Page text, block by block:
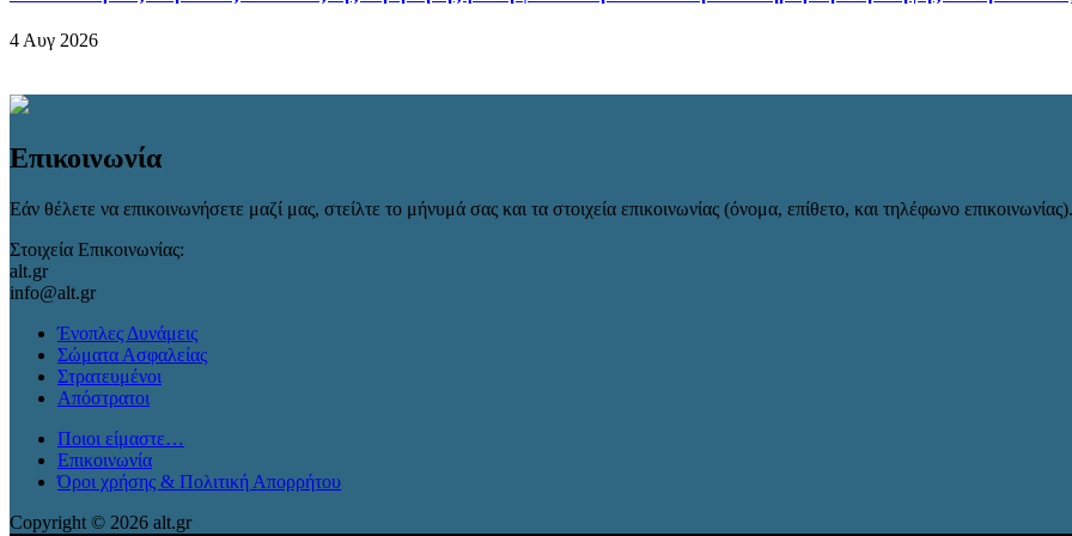
4 Αυγ 2026
Επικοινωνία
Εάν θέλετε να επικοινωνήσετε μαζί μας, στείλτε το μήνυμά σας και τα στοιχεία επικοινωνίας (όνομα, επίθετο, και τηλέφωνο επικοινωνίας).
Στοιχεία Επικοινωνίας:
alt.gr
info@alt.gr
Ένοπλες Δυνάμεις
Σώματα Ασφαλείας
Στρατευμένοι
Απόστρατοι
Ποιοι είμαστε…
Επικοινωνία
Όροι χρήσης & Πολιτική Απορρήτου
Copyright © 2026 alt.gr